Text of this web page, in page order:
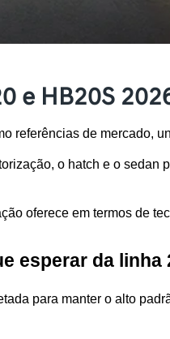
e HB20S
referências de mercado,
o hatch e o
oferece em termos de
esperar da linha
para manter o alto